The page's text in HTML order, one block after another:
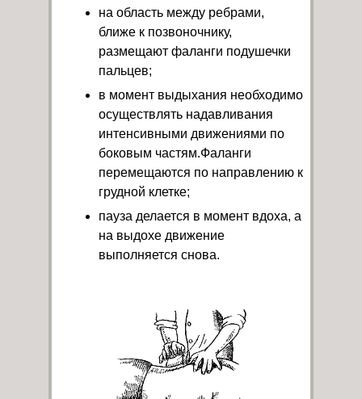
на область между ребрами,
ближе к позвоночнику,
размещают фаланги подушечки
пальцев;
в момент выдыхания необходимо
осуществлять надавливания
интенсивными движениями по
боковым частям.Фаланги
перемещаются по направлению к
грудной клетке;
пауза делается в момент вдоха, а
на выдохе движение
выполняется снова.